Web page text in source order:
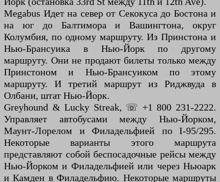
Megabus Идет на север от Секокуса до Бостона и
на юг до Балтимора и Вашингтона, округ
Колумбия, по одному маршруту. Из Принстона и
Нью-Брансуика в Нью-Йорк по другому
маршруту. Они не продают билеты только между
Принстоном и Нью-Брансуиком по этому
маршруту. И третий маршрут из Риджвуда в
Олбани, штат Нью-Йорк.
Greyhound & Lucky Streak, ☏ +1 800 231-2222.
Управляет автобусами между Нью-Йорком,
Маунт-Лорелом и Филадельфией по I-95/295.
Некоторые варианты этого маршрута
представляют собой беспосадочные рейсы между
Нью-Йорком и Филадельфией или через Ньюарк
и Камден в Филадельфию. Некоторые маршруты